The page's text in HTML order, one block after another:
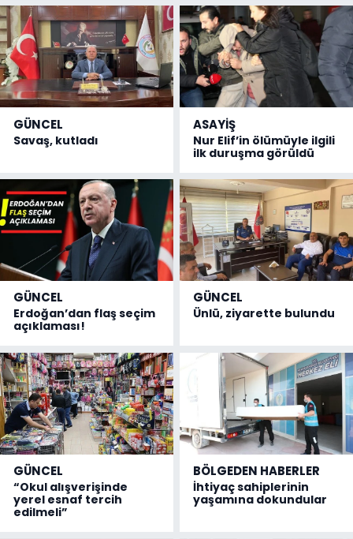
GÜNCEL
Savaş, kutladı
ASAYİŞ
Nur Elif’in ölümüyle ilgili
ilk duruşma görüldü
GÜNCEL
Erdoğan’dan flaş seçim
açıklaması!
GÜNCEL
Ünlü, ziyarette bulundu
GÜNCEL
“Okul alışverişinde
yerel esnaf tercih
edilmeli”
BÖLGEDEN HABERLER
İhtiyaç sahiplerinin
yaşamına dokundular